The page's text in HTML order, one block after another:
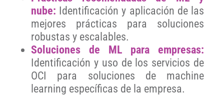
nube: Identificación y aplicación de las
mejores prácticas para soluciones
robustas y escalables.
Soluciones de ML para empresas:
Identificación y uso de los servicios de
OCI para soluciones de machine
learning específicas de la empresa.